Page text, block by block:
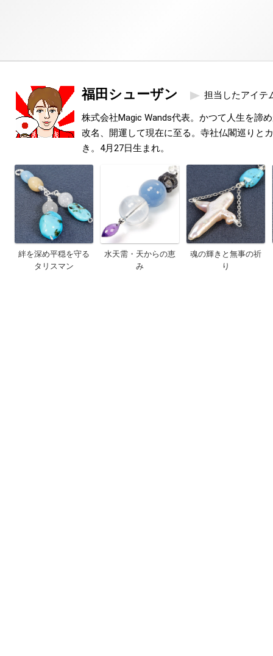
福田シューザン 担当したアイテ
株式会社Magic Wands代表。かつて人生を諦
改名、開運して現在に至る。寺社仏閣巡りと
き。4月27日生まれ。
絆を深め平穏を守る
タリスマン
水天需・天からの恵
み
魂の輝きと無事の祈
り